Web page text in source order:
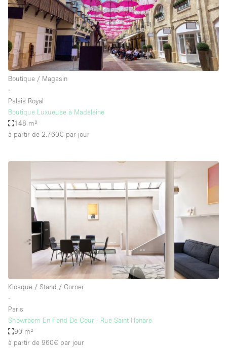
Boutique / Magasin
∙
Palais Royal
Boutique Luxueuse à Madeleine
148 m²
à partir de 2.760€ par jour
Kiosque / Stand / Corner
∙
Paris
Showroom En Fond De Cour - Rue Saint Honare
90 m²
à partir de 960€ par jour